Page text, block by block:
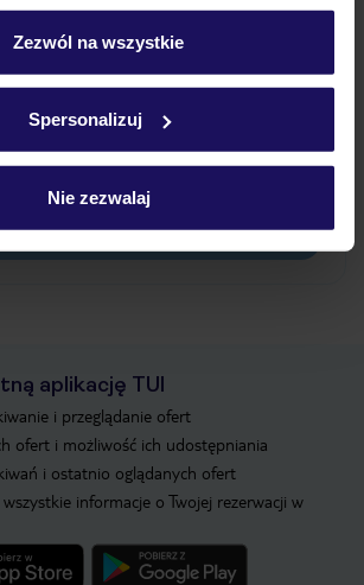
wybór wchodząc w zakładkę
o plikach cookie znajdziesz
Zezwól na wszystkie
Spersonalizuj
Nie zezwalaj
pytania
osobę zgłaszającą?
i gdzie otrzymam karty
lotnicze?
aplikację TUI
i przeglądanie ofert
ofert i możliwość ich udostępniania
i ostatnio oglądanych ofert
informacje o Twojej rezerwacji w